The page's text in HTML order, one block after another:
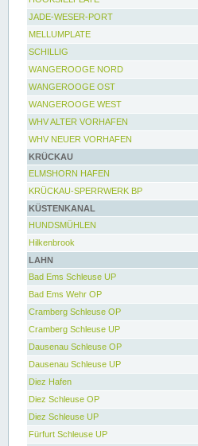
JADE-WESER-PORT
MELLUMPLATE
SCHILLIG
WANGEROOGE NORD
WANGEROOGE OST
WANGEROOGE WEST
WHV ALTER VORHAFEN
WHV NEUER VORHAFEN
KRÜCKAU
ELMSHORN HAFEN
KRÜCKAU-SPERRWERK BP
KÜSTENKANAL
HUNDSMÜHLEN
Hilkenbrook
LAHN
Bad Ems Schleuse UP
Bad Ems Wehr OP
Cramberg Schleuse OP
Cramberg Schleuse UP
Dausenau Schleuse OP
Dausenau Schleuse UP
Diez Hafen
Diez Schleuse OP
Diez Schleuse UP
Fürfurt Schleuse UP